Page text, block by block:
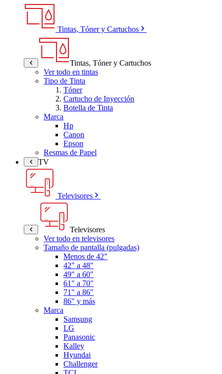
Tintas, Tóner y Cartuchos
Tintas, Tóner y Cartuchos
Ver todo en tintas
Tipo de Tinta
Tóner
Cartucho de Inyección
Botella de Tinta
Marca
Hp
Canon
Epson
Resmas de Papel
TV
Televisores
Televisores
Ver todo en televisores
Tamaño de pantalla (pulgadas)
Menos de 42"
42" a 48"
49" a 60"
61" a 70"
71" a 86"
86" y más
Marca
Samsung
LG
Panasonic
Kalley
Hyundai
Challenger